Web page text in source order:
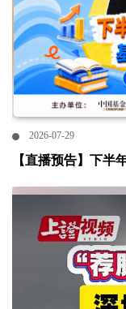
2026-07-29
【直播预告】下半